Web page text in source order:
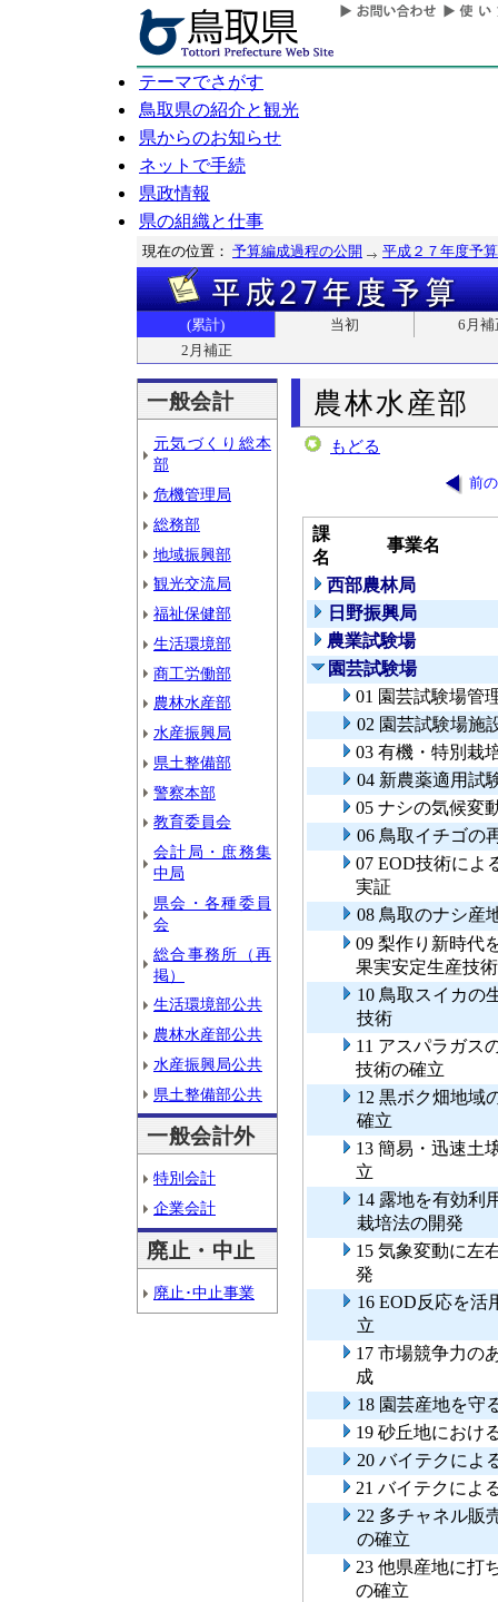
テーマでさがす
鳥取県の紹介と観光
県からのお知らせ
ネットで手続
県政情報
県の組織と仕事
現在の位置： 予算編成過程の公開 平成２７年度予算
(累計) 当初
6月補
2月補正
一般会計
元気づくり総本
部
危機管理局
総務部
地域振興部
観光交流局
福祉保健部
生活環境部
商工労働部
農林水産部
水産振興局
県土整備部
警察本部
教育委員会
会計局・庶務集
中局
県会・各種委員
会
総合事務所（再
掲）
生活環境部公共
農林水産部公共
水産振興局公共
県土整備部公共
一般会計外
特別会計
企業会計
廃止・中止
廃止･中止事業
農林水産部
もどる
前
課
名
事業名
西部農林局
日野振興局
農業試験場
園芸試験場
01 園芸試験場管
02 園芸試験場施
03 有機・特別栽
04 新農薬適用試
05 ナシの気候変
06 鳥取イチゴの
07 EOD技術によ
実証
08 鳥取のナシ産
09 梨作り新時代
果実安定生産技
10 鳥取スイカの
技術
11 アスパラガス
技術の確立
12 黒ボク畑地域
確立
13 簡易・迅速土
立
14 露地を有効利
栽培法の開発
15 気象変動に左
発
16 EOD反応を活
立
17 市場競争力の
成
18 園芸産地を守
19 砂丘地におけ
20 バイテクによ
21 バイテクによ
22 多チャネル販
の確立
23 他県産地に打
の確立